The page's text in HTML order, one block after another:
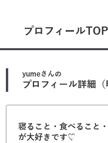
プロフィールTOP
yumeさんの
プロフィール詳細（
寝ること・食べること
が大好きです♡